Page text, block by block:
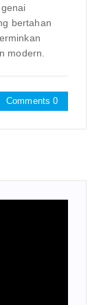
bertahan
modern.
Comments 0